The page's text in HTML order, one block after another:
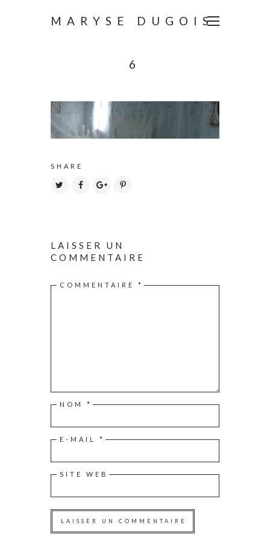
MARYSE DUGOIS
6
SHARE
LAISSER UN
COMMENTAIRE
COMMENTAIRE *
NOM *
E-MAIL *
SITE WEB